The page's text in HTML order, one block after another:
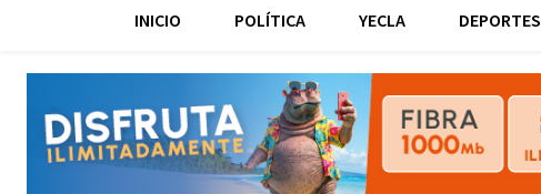
INICIO POLÍTICA YECLA DEPORTES